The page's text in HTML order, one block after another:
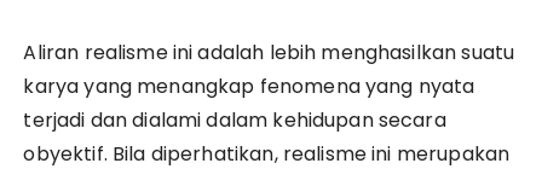
Aliran realisme ini adalah lebih menghasilkan suatu
karya yang menangkap fenomena yang nyata
terjadi dan dialami dalam kehidupan secara
obyektif. Bila diperhatikan, realisme ini merupakan